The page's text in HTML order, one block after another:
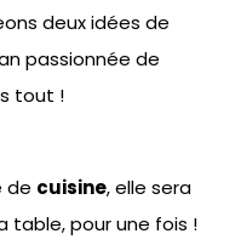
deux idées de
passionnée de
tout !
de cuisine, elle sera
table, pour une fois !